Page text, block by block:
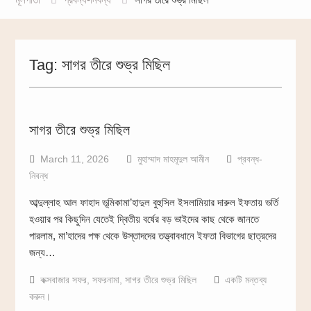
Tag: সাগর তীরে শুভ্র মিছিল
সাগর তীরে শুভ্র মিছিল
March 11, 2026 মুহাম্মাদ মাহমূদুল আমীন
প্রবন্ধ-
নিবন্ধ
আব্দুল্লাহ আল ফাহাদ ভূমিকামা’হাদুল বুহুসিল ইসলামিয়ার দারুল ইফতায় ভর্তি
হওয়ার পর কিছুদিন যেতেই দ্বিতীয় বর্ষের বড় ভাইদের কাছ থেকে জানতে
পারলাম, মা’হাদের পক্ষ থেকে উস্তাদদের তত্ত্বাবধানে ইফতা বিভাগের ছাত্রদের
জন্য…
কক্সবাজার সফর, সফরনামা, সাগর তীরে শুভ্র মিছিল
একটি মন্তব্য
করুন।